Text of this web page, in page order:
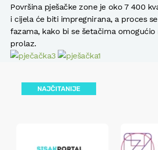
Površina pješačke zone je oko 7 400
i cijela će biti impregnirana, a proces
fazama, kako bi se šetačima omogućio
prolaz.
NAJČITANIJE